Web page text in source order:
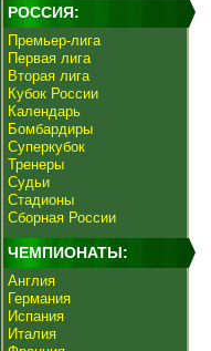
РОССИЯ:
Премьер-лига
Первая лига
Вторая лига
Кубок России
Календарь
Бомбардиры
Суперкубок
Тренеры
Судьи
Стадионы
Сборная России
ЧЕМПИОНАТЫ:
Англия
Германия
Испания
Италия